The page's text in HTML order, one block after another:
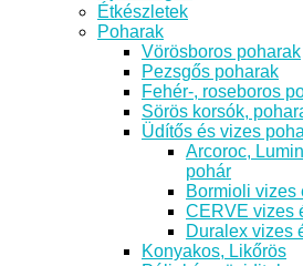
Étkészletek
Poharak
Vörösboros poharak
Pezsgős poharak
Fehér-, roseboros
Sörös korsók,
Üdítős és vizes
Arcoroc,
pohár
Bormioli vizes
CERVE vizes
Duralex vizes
Konyakos, Likőrös